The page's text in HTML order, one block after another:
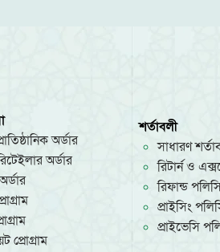
অর্ডার
অর্ডার
প্রোগ্রাম
শর্তাবলী
সাধারণ
রিটার্ন ও
রিফান্ড
প্রাইসিং
প্রাইভেসি